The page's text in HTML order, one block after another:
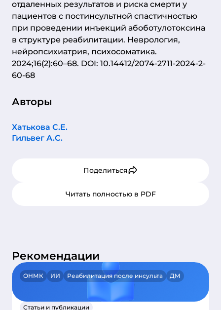
отдаленных результатов и риска смерти у
пациентов с постинсультной спастичностью
при проведении инъекций абоботулотоксина
в структуре реабилитации. Неврология,
нейропсихиатрия, психосоматика.
2024;16(2):60–68. DOI: 10.14412/2074-2711-2024-2-
60-68
Авторы
Хатькова С.Е.
Гильвег А.С.
Поделиться
Читать полностью в PDF
Рекомендации
ОНМК ИИ Реабилитация после инсульта ДМ
Статьи и публикации